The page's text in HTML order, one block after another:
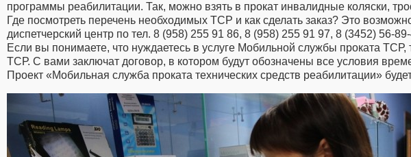
программы реабилитации. Так, можно взять в прокат инвалидные коляски,
Где посмотреть перечень необходимых ТСР и как сделать заказ? Это
диспетчерский центр по тел. 8 (958) 255 91 86, 8 (958) 255 91 97, 8 (3452) 56-
Если вы понимаете, что нуждаетесь в услуге Мобильной службы проката
ТСР. С вами заключат договор, в котором будут обозначены все условия
Проект «Мобильная служба проката технических средств реабилитации»